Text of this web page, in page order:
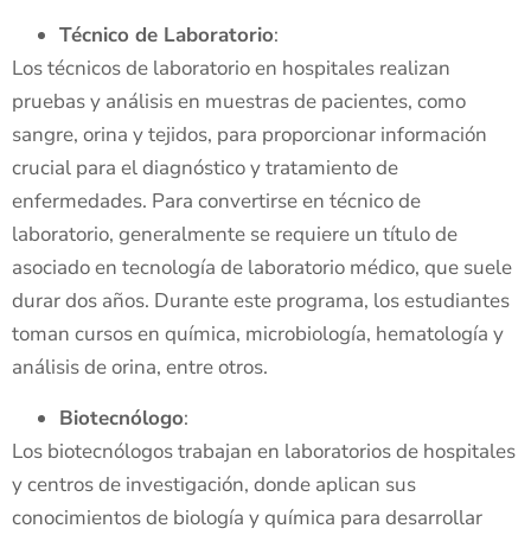
Técnico de Laboratorio:
Los técnicos de laboratorio en hospitales realizan
pruebas y análisis en muestras de pacientes, como
sangre, orina y tejidos, para proporcionar información
crucial para el diagnóstico y tratamiento de
enfermedades. Para convertirse en técnico de
laboratorio, generalmente se requiere un título de
asociado en tecnología de laboratorio médico, que suele
durar dos años. Durante este programa, los estudiantes
toman cursos en química, microbiología, hematología y
análisis de orina, entre otros.
Biotecnólogo:
Los biotecnólogos trabajan en laboratorios de hospitales
y centros de investigación, donde aplican sus
conocimientos de biología y química para desarrollar